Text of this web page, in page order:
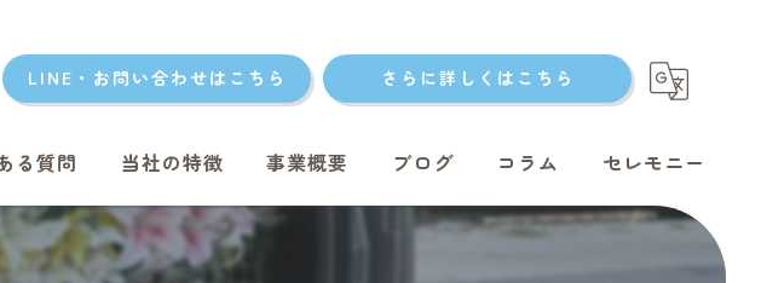
LINE・お問い合わせはこちら さらに詳しくはこちら
る質問 当社の特徴
愛犬
事業概要 ブログ コラム セレモニー